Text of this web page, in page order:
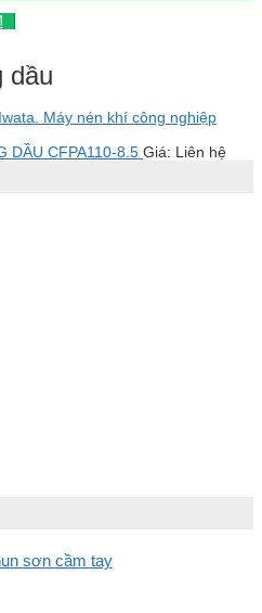
dầu
Máy nén khí công nghiệp
DẦU CFPA110-8.5 Giá: Liên hệ
sơn cầm tay